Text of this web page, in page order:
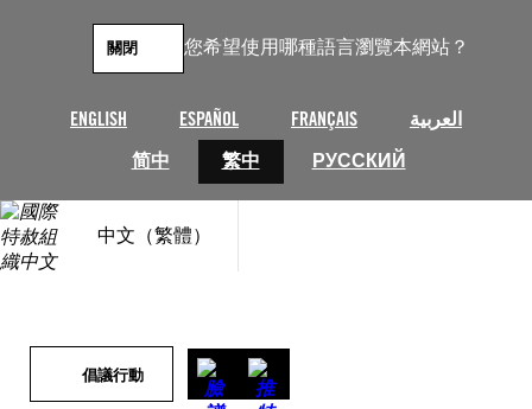
您希望使用哪種語言瀏覽本網站？
ENGLISH ESPAÑOL FRANÇAIS
العربية
简中
繁中 РУССКИЙ
關閉
中文（繁體）
倡議行動